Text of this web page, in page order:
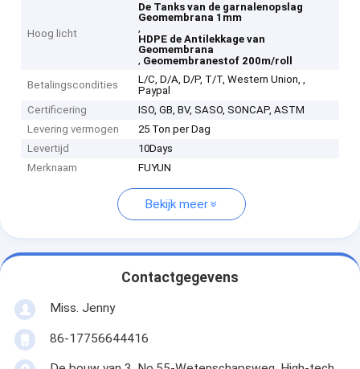
Hoog licht
De Tanks van de garnalenopslag
Geomembrana 1mm
,
HDPE de Antilekkage van
Geomembrana
, Geomembranestof 200m/roll
Betalingscondities
L/C, D/A, D/P, T/T, Western Union, ,
Paypal
Certificering
ISO, GB, BV, SASO, SONCAP, ASTM
Levering vermogen
25 Ton per Dag
Levertijd
10Days
Merknaam
FUYUN
Bekijk meer
Contactgegevens
Miss. Jenny
86-17756644416